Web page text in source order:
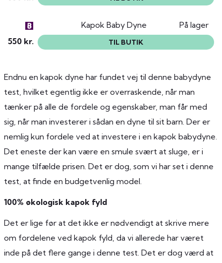
Kapok Baby Dyne
På lager
550 kr.
TIL BUTIK
Endnu en kapok dyne har fundet vej til denne babydyne
test, hvilket egentlig ikke er overraskende, når man
tænker på alle de fordele og egenskaber, man får med
sig, når man investerer i sådan en dyne til sit barn. Der er
nemlig kun fordele ved at investere i en kapok babydyne.
Det eneste der kan være en smule svært at sluge, er i
mange tilfælde prisen. Det er dog, som vi har set i denne
test, at finde en budgetvenlig model.
100% økologisk kapok fyld
Det er lige før at det ikke er nødvendigt at skrive mere
om fordelene ved kapok fyld, da vi allerede har været
inde på det flere gange i denne test. Det er dog værd at